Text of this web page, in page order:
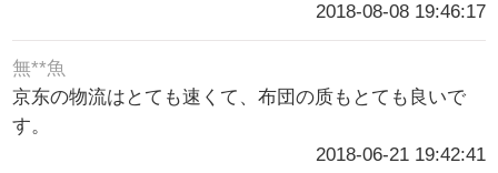
2018-08-08 19:46:17
無**魚
京东の物流はとても速くて、布団の质もとても良いで
す。
2018-06-21 19:42:41